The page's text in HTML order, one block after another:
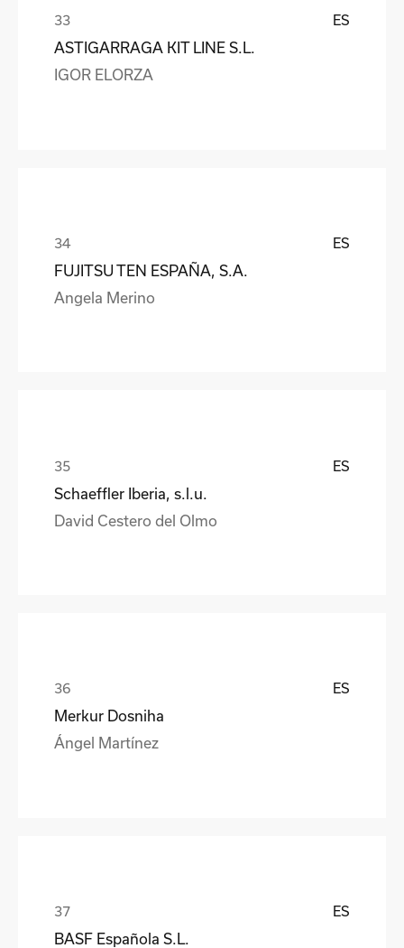
ES
ASTIGARRAGA KIT LINE S.L.
IGOR ELORZA
ES
FUJITSU TEN ESPAÑA, S.A.
Angela Merino
ES
Schaeffler Iberia, s.l.u.
David Cestero del Olmo
ES
Merkur Dosniha
Ángel Martínez
ES
BASF Española S.L.